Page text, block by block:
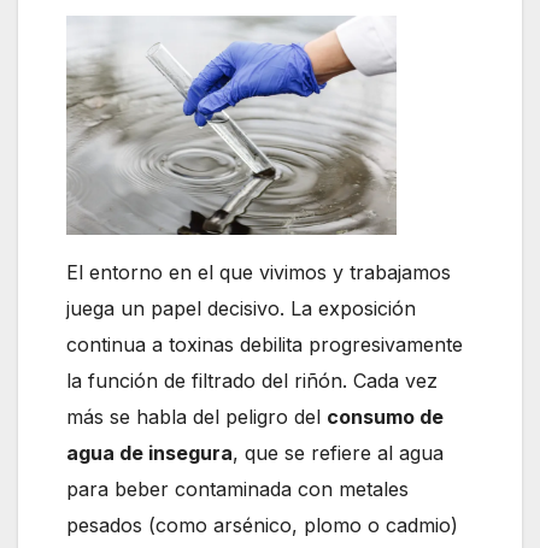
El entorno en el que vivimos y trabajamos
juega un papel decisivo. La exposición
continua a toxinas debilita progresivamente
la función de filtrado del riñón. Cada vez
más se habla del peligro del consumo de
agua de insegura, que se refiere al agua
para beber contaminada con metales
pesados (como arsénico, plomo o cadmio)